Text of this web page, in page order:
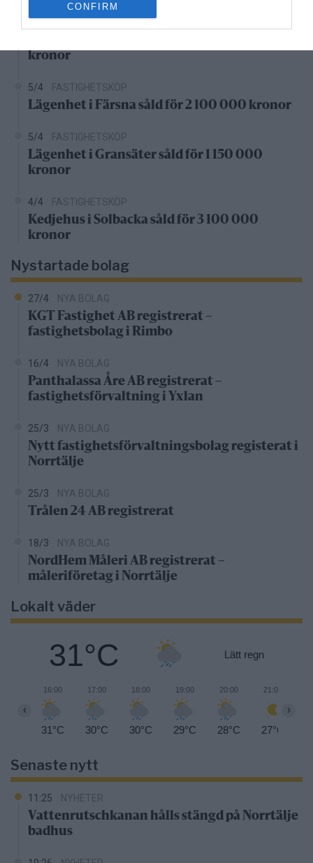
CONFIRM
20/4 FASTIGHETSKÖP
kronor
5/4 FASTIGHETSKÖP
Lägenhet i Färsna såld för 2 100 000 kronor
5/4 FASTIGHETSKÖP
Lägenhet i Gransäter såld för 1 150 000
kronor
4/4 FASTIGHETSKÖP
Kedjehus i Solbacka såld för 3 100 000
kronor
Nystartade bolag
27/4 NYA BOLAG
KGT Fastighet AB registrerat –
fastighetsbolag i Rimbo
16/4 NYA BOLAG
Panthalassa Åre AB registrerat –
fastighetsförvaltning i Yxlan
25/3 NYA BOLAG
Nytt fastighetsförvaltningsbolag registerat i
Norrtälje
25/3 NYA BOLAG
Trålen 24 AB registrerat
18/3 NYA BOLAG
NordHem Måleri AB registrerat –
måleriföretag i Norrtälje
Lokalt väder
31°C Lätt regn
16:00
31°C
17:00
30°C
18:00
30°C
19:00
29°C
20:00
28°C
21:00
27°C
‹ ›
Senaste nytt
11:25 NYHETER
Vattenrutschkanan hålls stängd på Norrtälje
badhus